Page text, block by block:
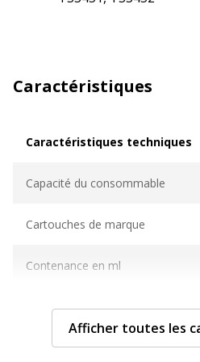
Caractéristiques
Caractéristiques techniques
Capacité du consommable
Cartouches de marque
Contenance en ml
Couleur du consommable
Compatible avec technologie
Afficher toutes les